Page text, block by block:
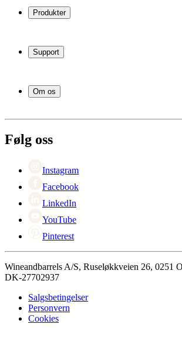
Produkter
Vinstativ
Vinmøbler
Support
Service
Betaling
Retur
Om os
Karriere
Black Friday
Cyber Monday
Følg oss
Instagram
Facebook
LinkedIn
YouTube
Pinterest
Wineandbarrels A/S, Ruseløkkveien 26, 0251
DK-27702937
Salgsbetingelser
Personvern
Cookies